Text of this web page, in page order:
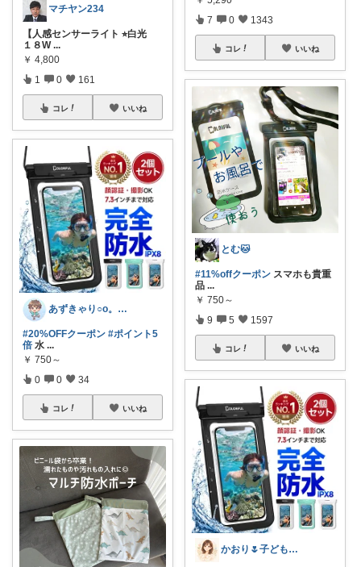
マチヤン234
【人感センサーライト ⭐︎白光
１８W...
￥ 4,800
1 0 161
コレ いいね
あずきゃり○o。.🐟🐠
#20%OFFクーポン #ポイント5
倍 水 ...
￥ 750～
0 0 34
コレ いいね
7 0 1343
コレ いいね
とむ🐱
#11%offクーポン ​スマホも貴重
品 ...
￥ 750～
9 5 1597
コレ いいね
かおり🌷子ども＊遊び＊植物＊暮らし